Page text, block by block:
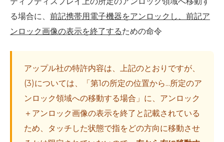
る場合に、 前記携帯用電子機器をアンロックし、前記ア
ンロック画像の表示を終了するための命令
アップル社の特許内容は、上記のとおりですが、
(3)については、「第1の所定の位置から...所定のア
ンロック領域への移動する場合」に、アンロック
＋アンロック画像の表示を終了と記載されている
ため、タッチした状態で指をどの方向に移動させ